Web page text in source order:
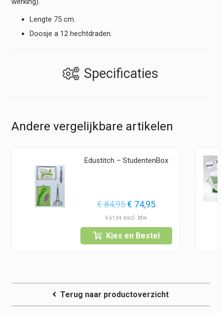
Lengte 75 cm.
Doosje a 12 hechtdraden.
Specificaties
Andere vergelijkbare artikelen
Edustitch – StudentenBox
€84,95Oorspronkelijke
prijs
was:
€ 84,95.
€ 74,95Huidige
is:
€ 74,95.
€ 61,94
Kies en Bestel
Terug naar productoverzicht